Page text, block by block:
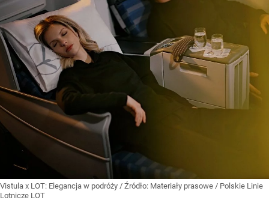
Vistula x LOT: Elegancja w podróży / Źródło: Materiały prasowe / Polskie Linie
Lotnicze LOT